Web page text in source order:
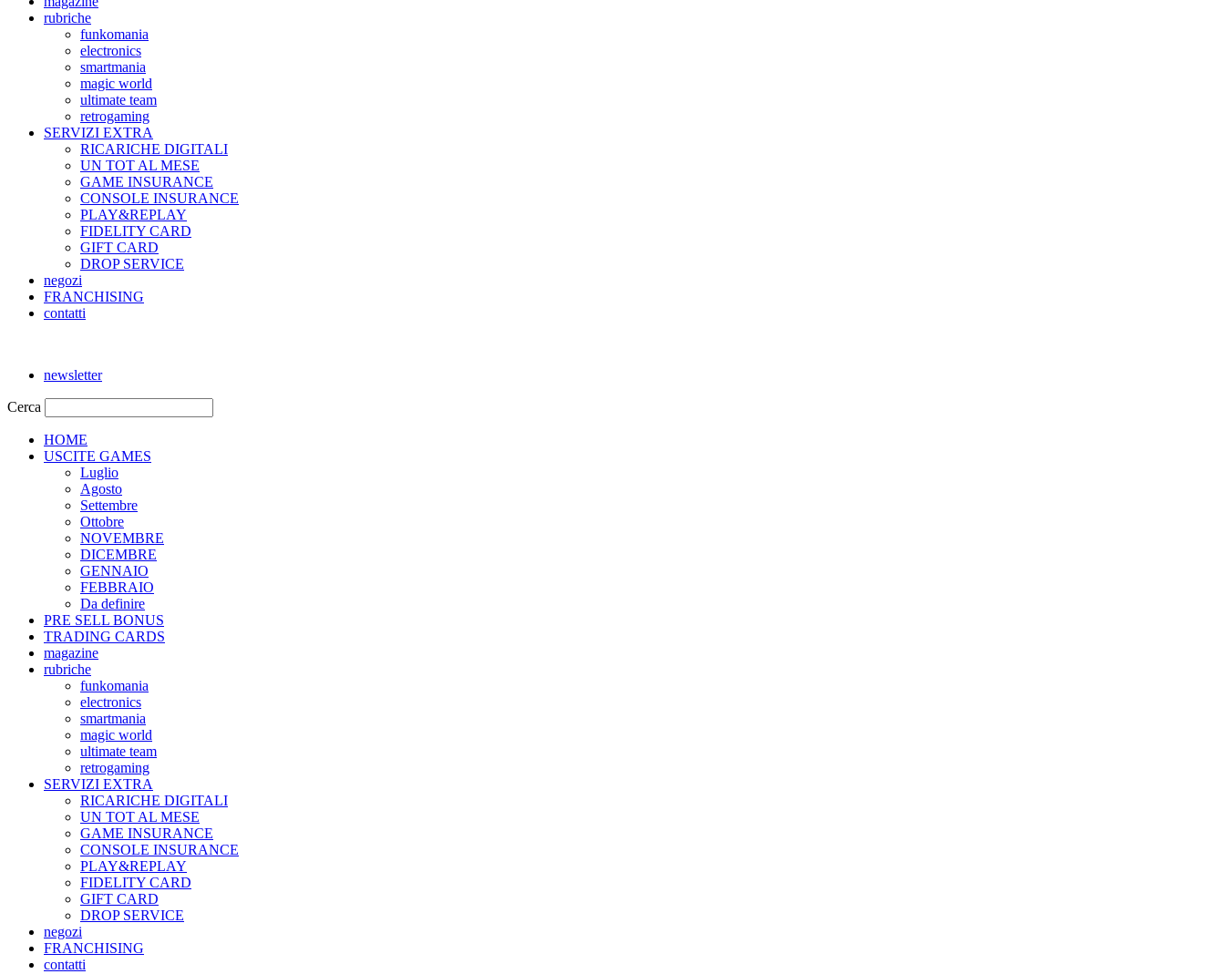
rubriche
funkomania
electronics
smartmania
magic world
ultimate team
retrogaming
SERVIZI EXTRA
RICARICHE DIGITALI
UN TOT AL MESE
GAME INSURANCE
CONSOLE INSURANCE
PLAY&REPLAY
FIDELITY CARD
GIFT CARD
DROP SERVICE
negozi
FRANCHISING
contatti
newsletter
Cerca
HOME
USCITE GAMES
Luglio
Agosto
Settembre
Ottobre
NOVEMBRE
DICEMBRE
GENNAIO
FEBBRAIO
Da definire
PRE SELL BONUS
TRADING CARDS
magazine
rubriche
funkomania
electronics
smartmania
magic world
ultimate team
retrogaming
SERVIZI EXTRA
RICARICHE DIGITALI
UN TOT AL MESE
GAME INSURANCE
CONSOLE INSURANCE
PLAY&REPLAY
FIDELITY CARD
GIFT CARD
DROP SERVICE
negozi
FRANCHISING
contatti